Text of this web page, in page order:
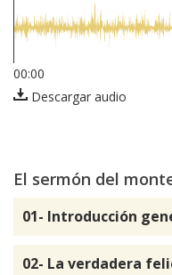
00:00
Descargar audio
El sermón del
01- Introducción
02- La verdadera